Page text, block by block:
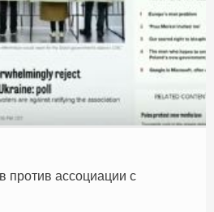
против ассоциации с